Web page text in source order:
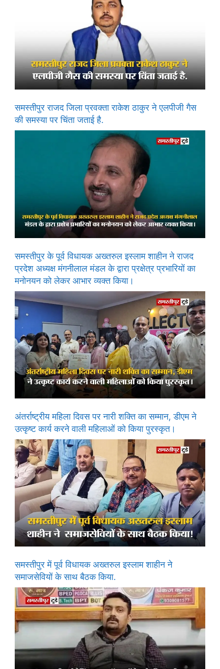
समस्तीपुर राजद जिला प्रवक्ता राकेश ठाकुर ने एलपीजी गैस
की समस्या पर चिंता जताई है.
समस्तीपुर के पूर्व विधायक अख्तरुल इस्लाम शाहीन ने राजद
प्रदेश अध्यक्ष मंगनीलाल मंडल के द्वारा प्रक्षेत्र प्रभारियों का
मनोनयन को लेकर आभार व्यक्त किया।
अंतर्राष्ट्रीय महिला दिवस पर नारी शक्ति का सम्मान, डीएम ने
उत्कृष्ट कार्य करने वाली महिलाओं को किया पुरस्कृत।
समस्तीपुर में पूर्व विधायक अख्तरुल इस्लाम शाहीन ने
समाजसेवियों के साथ बैठक किया.